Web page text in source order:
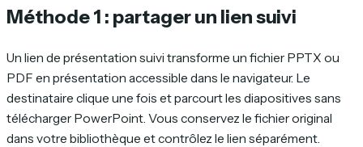
Méthode 1 : partager un lien suivi
Un lien de présentation suivi transforme un fichier PPTX ou
PDF en présentation accessible dans le navigateur. Le
destinataire clique une fois et parcourt les diapositives sans
télécharger PowerPoint. Vous conservez le fichier original
dans votre bibliothèque et contrôlez le lien séparément.